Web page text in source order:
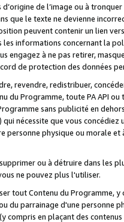
de l’image ou à
que le texte ne devienne
peuvent contenir un lien
les informations concernant la
engagez à ne pas retirer,
de protection des données
revendre, redistribuer,
du Programme, toute PA API
sans publicité en
qui nécessite que vous
personne physique ou morale
ou à détruire dans les
ne pouvez plus l'utiliser.
tout Contenu du Programme,
du parrainage d'une personne
compris en plaçant des